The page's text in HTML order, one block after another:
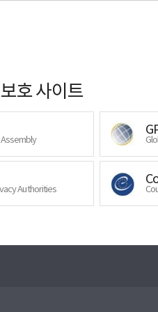
호 사이트
Authorities